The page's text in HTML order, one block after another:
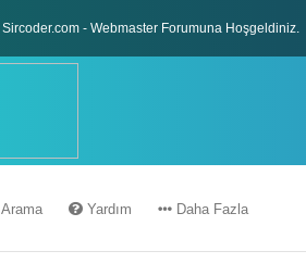
Sircoder.com - Webmaster Forumuna Hoşgeldiniz.
Sircoder.com Webmaster Forumu Kuralları
Arama Yardım Daha Fazla